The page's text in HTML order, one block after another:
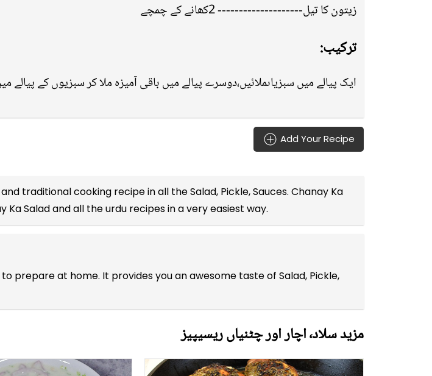
زیتون کا تیل-------------------- 2کھانے کے چمچے
ترکیب:
ایک پیالے میں سبزیاںملائیں،دوسرے پیالے میں باقی آمیزہ ملا کر سبزیوں کے
Add Your Recipe
traditional cooking recipe in all theSalad, Pickle, Sauces. Chanay Ka
Ka Salad and all theurdu recipesin a very easiest way.
prepare at home. It provides you an awesome taste of Salad, Pickle,
مزید سلاد٬ اچار اور چٹنیاں ریسیپیز